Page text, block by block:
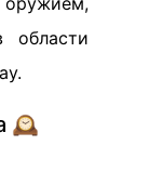
области
🕰️